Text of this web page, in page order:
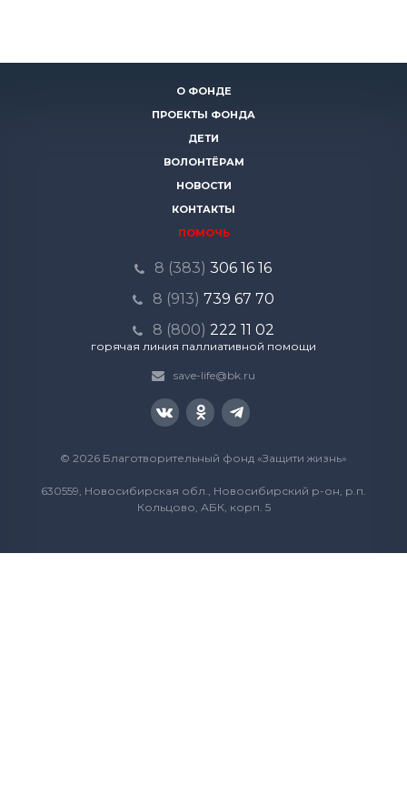
О ФОНДЕ
ПРОЕКТЫ ФОНДА
ДЕТИ
ВОЛОНТЁРАМ
НОВОСТИ
КОНТАКТЫ
ПОМОЧЬ
8 (383) 306 16 16
8 (913) 739 67 70
8 (800) 222 11 02
горячая линия паллиативной помощи
save-life@bk.ru
© 2026 Благотворительный фонд «Защити жизнь»
630559, Новосибирская обл., Новосибирский р-он, р.п.
Кольцово, АБК, корп. 5